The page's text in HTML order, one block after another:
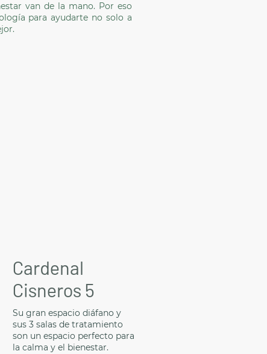
van de la mano. Por eso
para ayudarte no solo a
Cardenal
Cisneros 5
Su gran espacio diáfano y
sus 3 salas de tratamiento
son un espacio perfecto para
la calma y el bienestar.